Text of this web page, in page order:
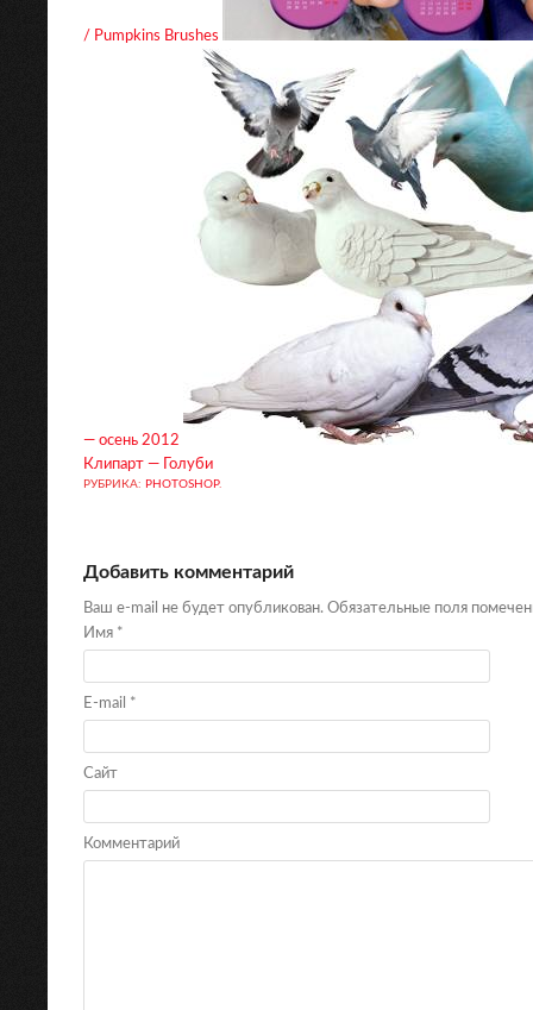
/ Pumpkins Brushes
— осень 2012
Клипарт — Голуби
РУБРИКА: PHOTOSHOP.
Добавить комментарий
Ваш e-mail не будет опубликован. Обязательные поля
Имя *
E-mail *
Сайт
Комментарий